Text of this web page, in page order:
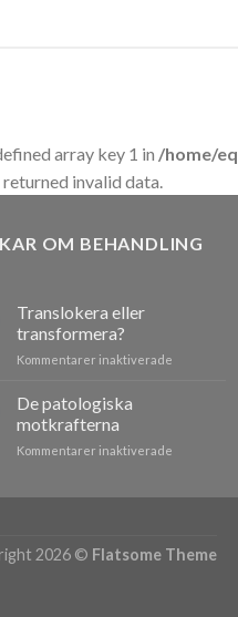
array key 1 in /home/
returned invalid data.
OM BEHANDLING
Translokera eller
transformera?
Kommentarer inaktiverade
De patologiska
motkrafterna
Kommentarer inaktiverade
2026 © Flatsome Theme